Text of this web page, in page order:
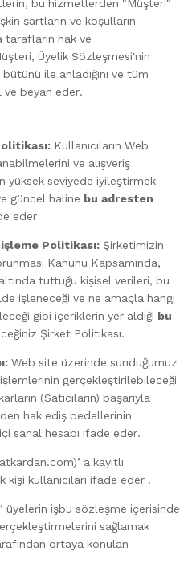
bu hizmetlerden "Müşteri"
şartların ve koşulların
hak ve
Üyelik Sözleşmesi'nin
ile anladığını ve tüm
ve beyan eder.
Kullanıcıların Web
ve alışveriş
yüksek seviyede iyileştirmek
güncel haline bu adresten
eder
Politikası: Şirketimizin
Kanunu Kapsamında,
tuttuğu kişisel verileri, bu
işleneceği ve ne amaçla hangi
gibi içeriklerin yer aldığı bu
Şirket Politikası.
Web site üzerinde sunduğumuz
gerçekleştirilebileceği
(Satıcıların) başarıyla
hak ediş bedellerinin
sanal hesabı ifade eder.
a kayıtlı
kullanıcıları ifade eder .
üyelerin işbu sözleşme içerisinde
sağlamak
ortaya konulan